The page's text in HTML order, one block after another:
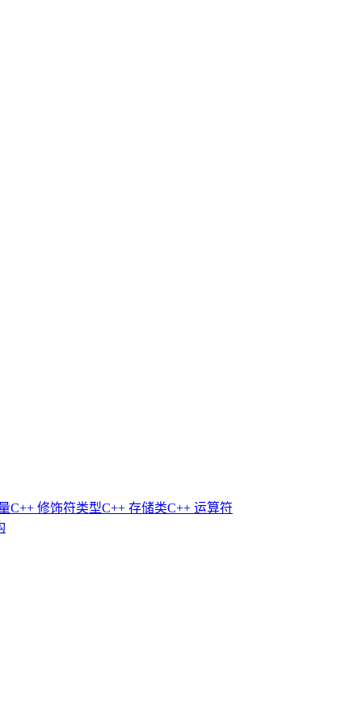
C++ 修饰符类型C++ 存储类C++ 运算符